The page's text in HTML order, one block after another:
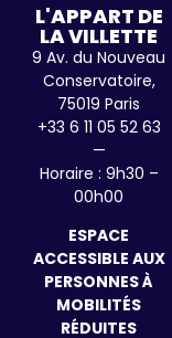
L'APPART DE
LA VILLETTE
9 Av. du Nouveau
Conservatoire,
75019 Paris
+33 6 11 05 52 63
—
Horaire : 9h30 –
00h00
ESPACE
ACCESSIBLE AUX
PERSONNES À
MOBILITÉS
RÉDUITES